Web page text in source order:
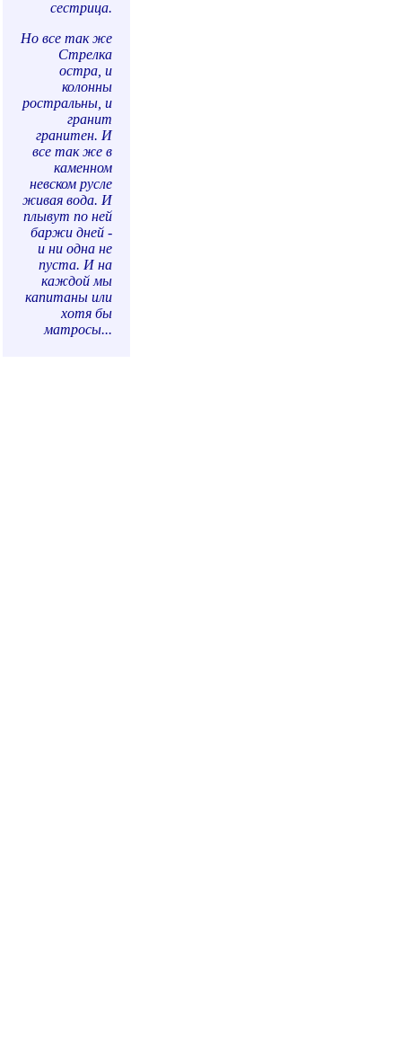
сестрица.
Но все так же
Стрелка
остра, и
колонны
ростральны, и
гранит
гранитен. И
все так же в
каменном
невском русле
живая вода. И
плывут по ней
баржи дней -
и ни одна не
пуста. И на
каждой мы
капитаны или
хотя бы
матросы...